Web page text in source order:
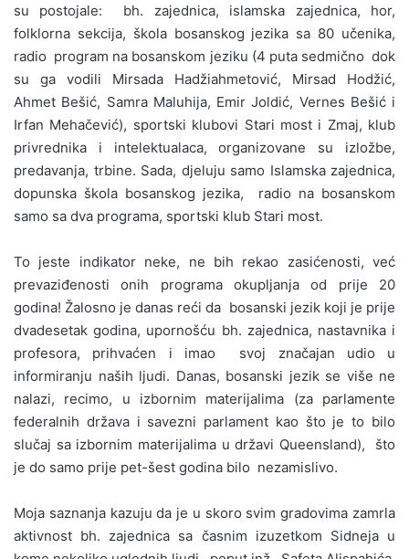
su postojale: bh. zajednica, islamska zajednica, hor,
folklorna sekcija, škola bosanskog jezika sa 80 učenika,
radio program na bosanskom jeziku (4 puta sedmično dok
su ga vodili Mirsada Hadžiahmetović, Mirsad Hodžić,
Ahmet Bešić, Samra Maluhija, Emir Joldić, Vernes Bešić i
Irfan Mehačević), sportski klubovi Stari most i Zmaj, klub
privrednika i intelektualaca, organizovane su izložbe,
predavanja, trbine. Sada, djeluju samo Islamska zajednica,
dopunska škola bosanskog jezika, radio na bosanskom
samo sa dva programa, sportski klub Stari most.
To jeste indikator neke, ne bih rekao zasićenosti, već
prevaziđenosti onih programa okupljanja od prije 20
godina! Žalosno je danas reći da bosanski jezik koji je prije
dvadesetak godina, upornošću bh. zajednica, nastavnika i
profesora, prihvaćen i imao svoj značajan udio u
informiranju naših ljudi. Danas, bosanski jezik se više ne
nalazi, recimo, u izbornim materijalima (za parlamente
federalnih država i savezni parlament kao što je to bilo
slučaj sa izbornim materijalima u državi Queensland), što
je do samo prije pet-šest godina bilo nezamislivo.
Moja saznanja kazuju da je u skoro svim gradovima zamrla
aktivnost bh. zajednica sa časnim izuzetkom Sidneja u